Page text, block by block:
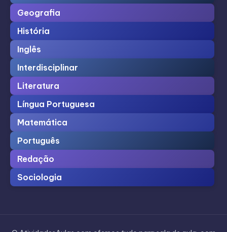
Geografia
História
Inglês
Interdisciplinar
Literatura
Língua Portuguesa
Matemática
Português
Redação
Sociologia